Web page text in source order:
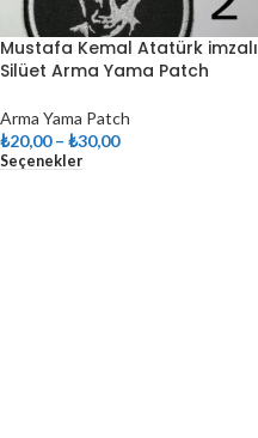
Mustafa Kemal Atatürk imzalı
Silüet Arma Yama Patch
Arma Yama Patch
₺20,00 – ₺30,00
Seçenekler